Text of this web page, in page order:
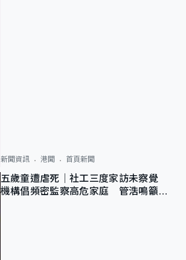
新聞資訊 港聞 首頁新聞
五歲童遭虐死｜社工三度家訪未察覺
機構倡頻密監察高危家庭 管浩鳴籲加